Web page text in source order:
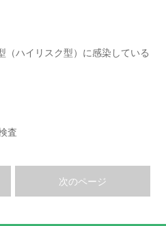
（ハイリスク型）に感染している
査
次のページ